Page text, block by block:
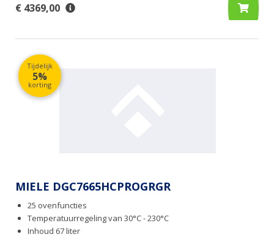
€ 4369,00
Tijdelijk
5%
korting
MIELE DGC7665HCPROGRGR
25 ovenfuncties
Temperatuurregeling van 30°C - 230°C
Inhoud 67 liter